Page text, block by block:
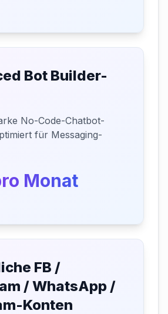
Bot Builder-
No-Code-Chatbot-
für Messaging-
Monat
FB /
/ WhatsApp /
Konten